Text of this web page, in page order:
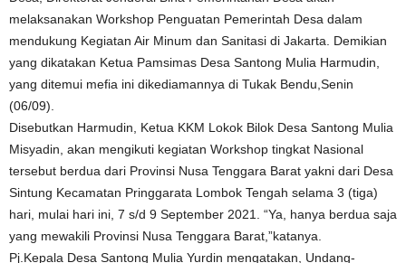
melaksanakan Workshop Penguatan Pemerintah Desa dalam
mendukung Kegiatan Air Minum dan Sanitasi di Jakarta. Demikian
yang dikatakan Ketua Pamsimas Desa Santong Mulia Harmudin,
yang ditemui mefia ini dikediamannya di Tukak Bendu,Senin
(06/09).
Disebutkan Harmudin, Ketua KKM Lokok Bilok Desa Santong Mulia
Misyadin, akan mengikuti kegiatan Workshop tingkat Nasional
tersebut berdua dari Provinsi Nusa Tenggara Barat yakni dari Desa
Sintung Kecamatan Pringgarata Lombok Tengah selama 3 (tiga)
hari, mulai hari ini, 7 s/d 9 September 2021. “Ya, hanya berdua saja
yang mewakili Provinsi Nusa Tenggara Barat,”katanya.
Pj.Kepala Desa Santong Mulia Yurdin mengatakan, Undang-